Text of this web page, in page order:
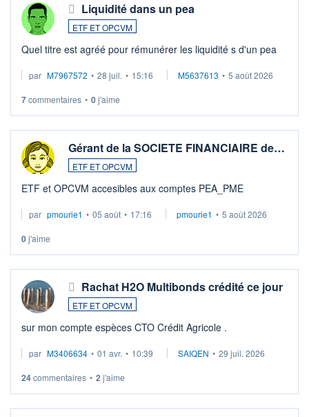
Liquidité dans un pea
ETF ET OPCVM
Quel titre est agréé pour rémunérer les liquidité s d'un pea
par M7967572 • 28 juil. • 15:16 M5637613 • 5 août 2026
7commentaires • 0j'aime
Gérant de la SOCIETE FINANCIAIRE de…
ETF ET OPCVM
ETF et OPCVM accesibles aux comptes PEA_PME
par pmourie1 • 05 août • 17:16 pmourie1 • 5 août 2026
0j'aime
Rachat H2O Multibonds crédité ce jour
ETF ET OPCVM
sur mon compte espèces CTO Crédit Agricole .
par M3406634 • 01 avr. • 10:39 SAIQEN • 29 juil. 2026
24commentaires • 2 j'aime